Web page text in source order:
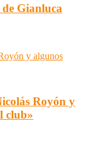
de Gianluca
Royón y
club»